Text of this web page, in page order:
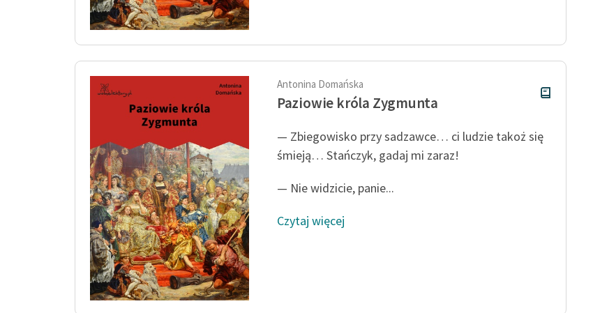
Antonina Domańska
Paziowie króla Zygmunta
— Zbiegowisko przy sadzawce… ci ludzie takoż się
śmieją… Stańczyk, gadaj mi zaraz!
— Nie widzicie, panie...
Czytaj więcej